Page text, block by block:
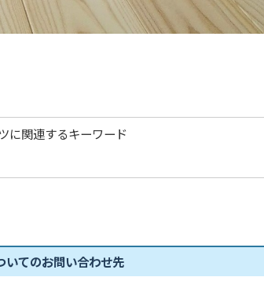
に関連するキーワード
いてのお問い合わせ先